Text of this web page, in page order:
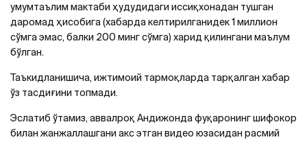
умумтаълим мактаби ҳудудидаги иссиқхонадан тушган
даромад ҳисобига (хабарда келтирилганидек 1 миллион
сўмга эмас, балки 200 минг сўмга) харид қилингани маълум
бўлган.
Таъкидланишича, ижтимоий тармоқларда тарқалган хабар
ўз тасдиғини топмади.
Эслатиб ўтамиз, аввалроқ Андижонда фуқаронинг шифокор
билан жанжаллашгани акс этган видео юзасидан расмий